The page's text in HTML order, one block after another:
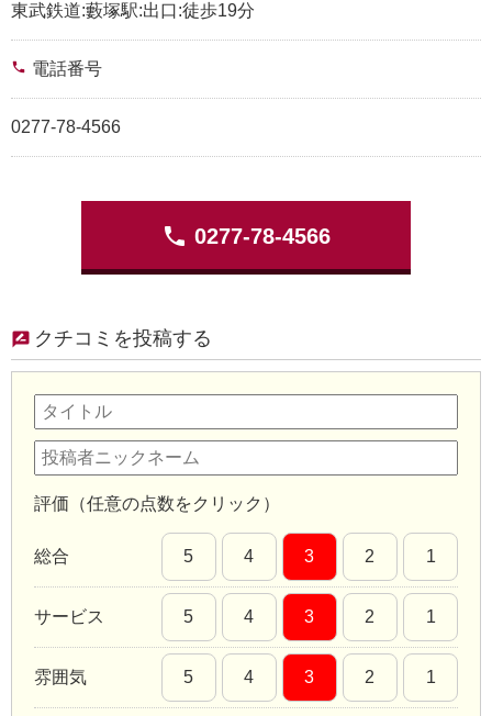
東武鉄道:藪塚駅:出口:徒歩19分
phone 電話番号
0277-78-4566
phone 0277-78-4566
クチコミを投稿する
評価（任意の点数をクリック）
総合 5 4 3 2 1
サービス 5 4 3 2 1
雰囲気 5 4 3 2 1